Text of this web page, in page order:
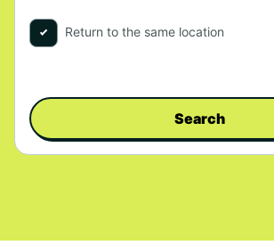
Return to the same location
Search